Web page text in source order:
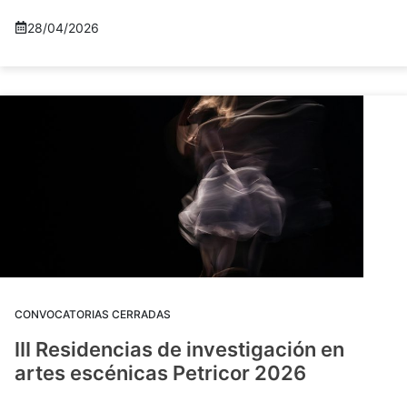
28/04/2026
CONVOCATORIAS CERRADAS
III Residencias de investigación en
artes escénicas Petricor 2026